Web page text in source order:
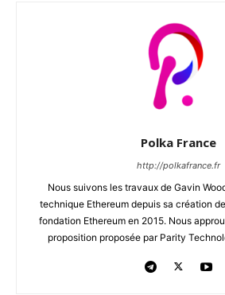
Polka France
http://polkafrance.fr
Nous suivons les travaux de Gavin
technique Ethereum depuis sa création
fondation Ethereum en 2015. Nous
proposition proposée par Parity